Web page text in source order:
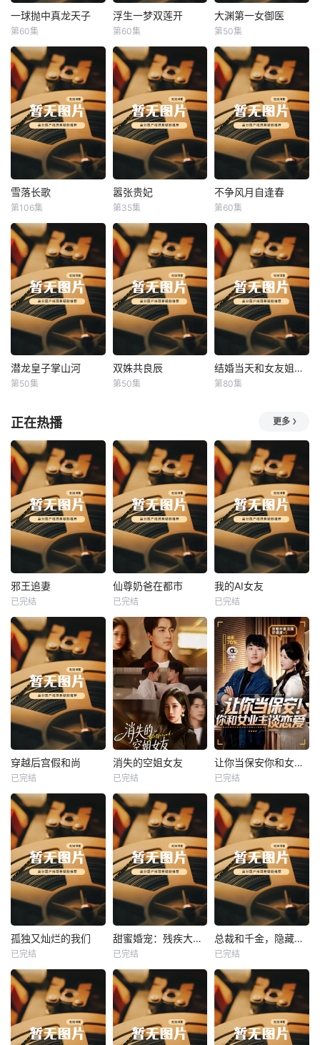
一球抛中真龙天子
一球抛中真龙天子
第60集
浮生一梦双莲开
浮生一梦双莲开
第60集
大渊第一女御医
大渊第一女御医
第50集
雪落长歌
雪落长歌
第106集
嚣张贵妃
嚣张贵妃
第35集
不争风月自逢春
不争风月自逢春
第60集
潜龙皇子掌山河
潜龙皇子掌山河
第50集
双姝共良辰
双姝共良辰
第50集
结婚当天和女友姐姐一起穿越了 结婚当天和女友姐姐一起穿越了
第80集
正在热播 更多
热播
邪王追妻
未知
邪王追妻
已完结
热播
未知
仙尊奶爸在都市
已完结
热播
我的AI女友
未知
我的AI女友
已完结
热播
未知
穿越后宫假和尚
已完结
热播
未知
消失的空姐女友
已完结
热播
未知
让你当保安你和女业主谈恋爱
已完结
热播
未知
孤独又灿烂的我们
已完结
热播
未知
甜蜜婚宠：残疾大佬夜夜撩
已完结
热播
未知
总裁和千金，隐藏身份闪婚了
已完结